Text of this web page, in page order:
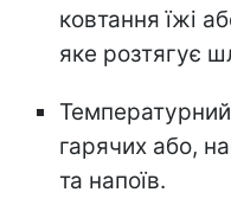
ковтання їжі
яке розтягує
гарячих або,
та напоїв.